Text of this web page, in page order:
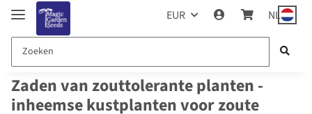
EUR NL
Zaden van zouttolerante planten -
inheemse kustplanten voor zoute